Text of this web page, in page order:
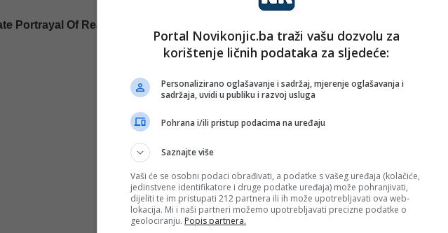
Portal Novikonjic.ba traži vašu dozvolu za
korištenje ličnih podataka za sljedeće:
Personalizirano oglašavanje i sadržaj, mjerenje oglašavanja i
sadržaja, uvidi u publiku i razvoj usluga
Pohrana i/ili pristup podacima na uređaju
Saznajte više
Vaši će se osobni podaci obrađivati, a podatke s vašeg uređaja (kolačiće,
jedinstvene identifikatore i druge podatke uređaja) može pohranjivati,
dijeliti te im pristupati 212 partnera ili ih može upotrebljavati ova web-
lokacija. Mi i naši partneri možemo upotrebljavati precizne podatke o
geolociranju. Popis partnera.